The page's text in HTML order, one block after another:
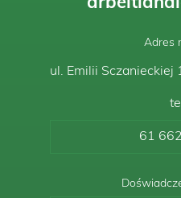
Adres
ul. Emilii
61